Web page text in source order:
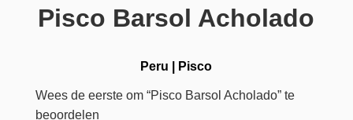
Pisco Barsol Acholado
Peru Pisco
Wees de eerste om “Pisco Barsol Acholado” te
beoordelen